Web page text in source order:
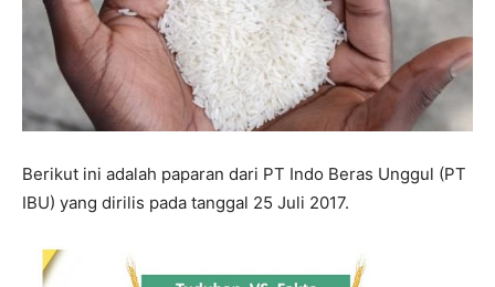
Berikut ini adalah paparan dari PT Indo Beras Unggul (PT
IBU) yang dirilis pada tanggal 25 Juli 2017.